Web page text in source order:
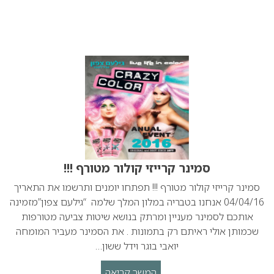
סמינר קרייזי קולור מטורף !!!
סמינר קרייזי קולור מטורף !!! תפתחו יומנים ותרשמו את התאריך
04/04/16 אנחנו בטבריה במלון המלך שלמה “גילעם צפון”מזמינה
אותכם לסמינר מעניין ומרתק בנושא שיטות צביעה מטורפות
שכמותן אולי ראיתם רק בתמונות . את הסמינר מעביר המומחה
יואבי בוגר וידל ששון…